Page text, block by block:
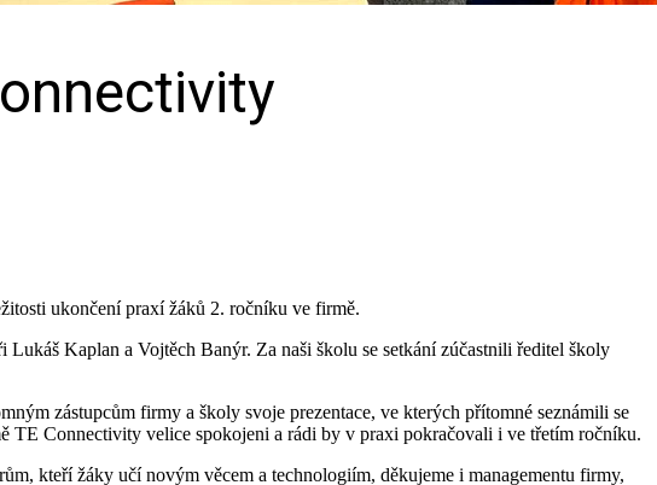
ukončení praxí žáků 2. ročníku ve firmě.
Kaplan a Vojtěch Banýr. Za naši školu se setkání zúčastnili ředitel školy
zástupcům firmy a školy svoje prezentace, ve kterých přítomné seznámili se
Connectivity velice spokojeni a rádi by v praxi pokračovali i ve třetím ročníku.
kteří žáky učí novým věcem a technologiím, děkujeme i managementu firmy,